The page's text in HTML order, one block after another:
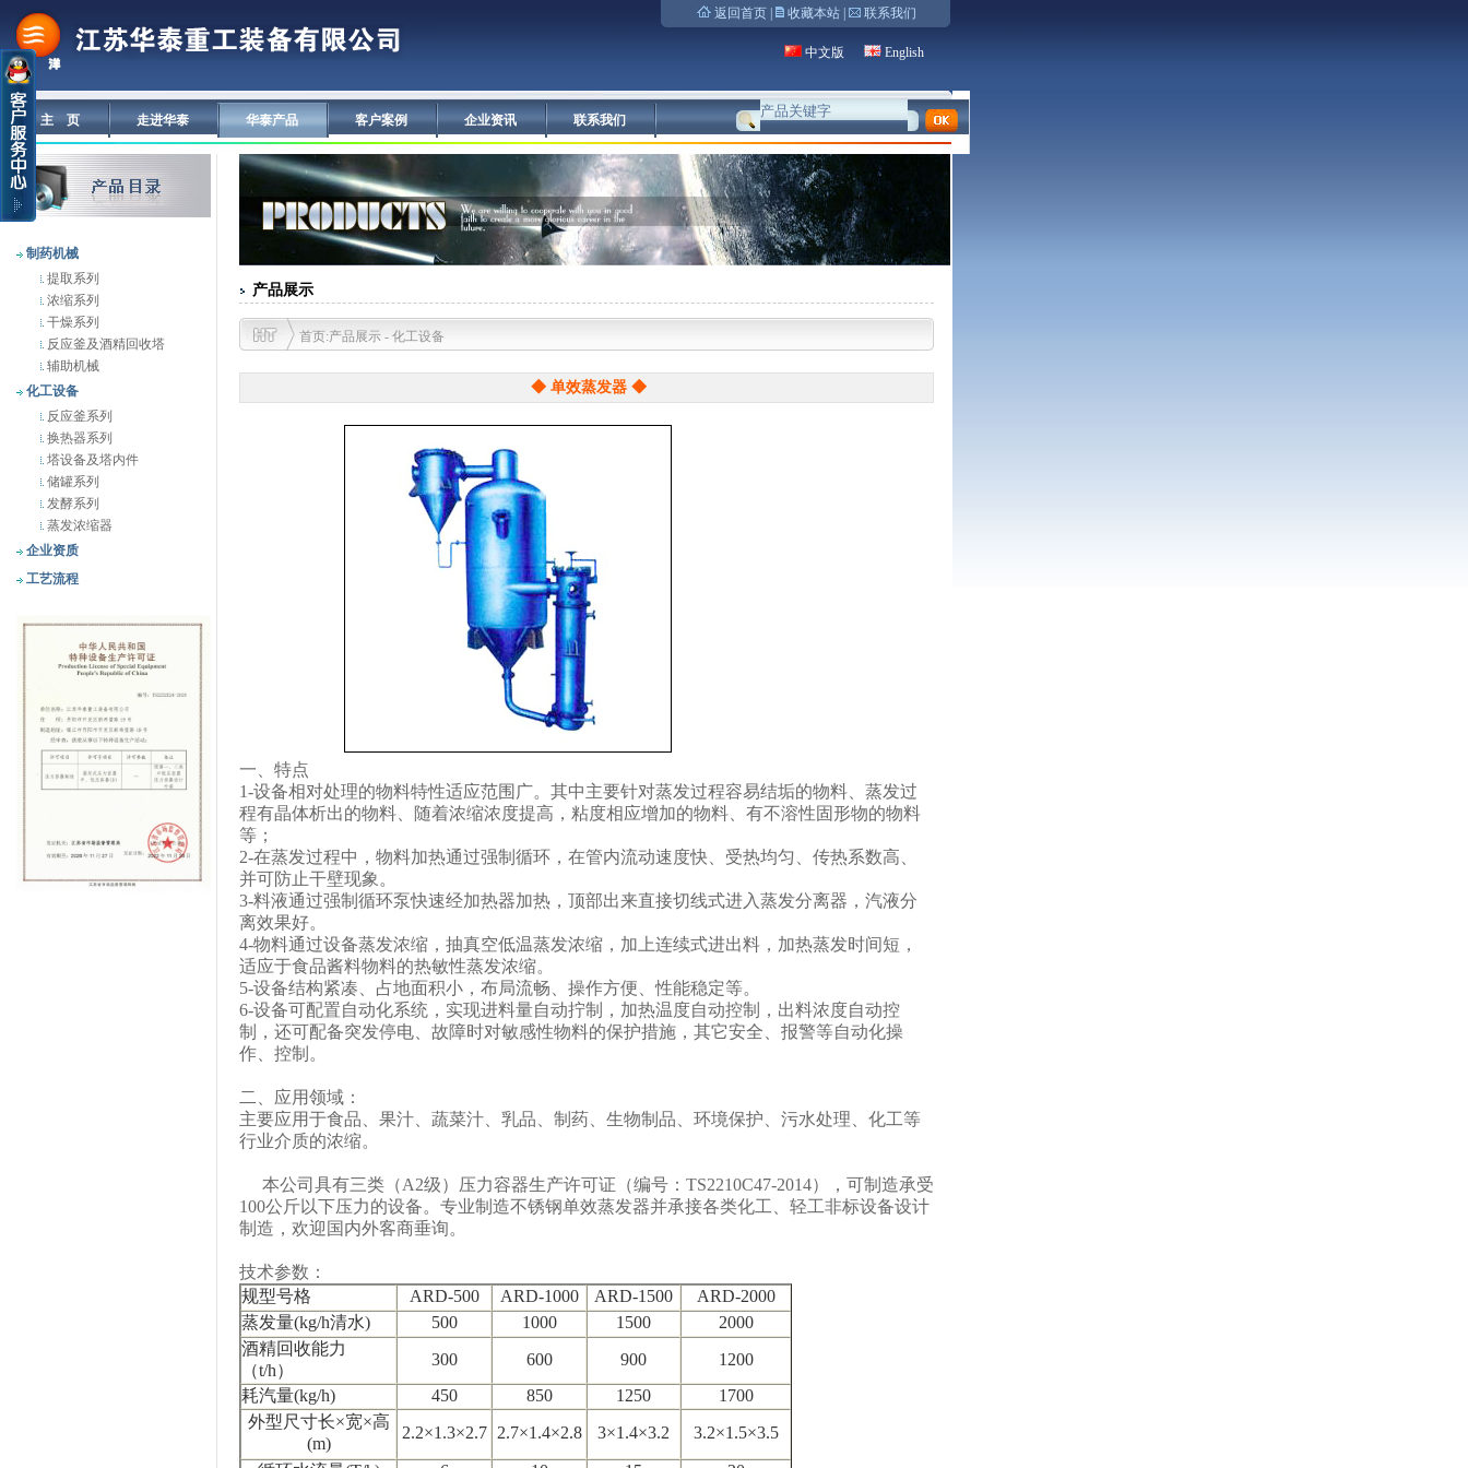
返回首页| 收藏本站| 联系我们
中文版 English
主 页 走进华泰 华泰产品 客户案例 企业资讯 联系我们
制药机械
提取系列
浓缩系列
干燥系列
反应釜及酒精回收塔
辅助机械
化工设备
反应釜系列
换热器系列
塔设备及塔内件
储罐系列
发酵系列
蒸发浓缩器
企业资质
工艺流程
产品展示
首页:产品展示 - 化工设备
◆ 单效蒸发器 ◆
一、特点
1-设备相对处理的物料特性适应范围广。其中主要针对蒸发过程容易结垢的物料、蒸发过
程有晶体析出的物料、随着浓缩浓度提高，粘度相应增加的物料、有不溶性固形物的物料
等；
2-在蒸发过程中，物料加热通过强制循环，在管内流动速度快、受热均匀、传热系数高、
并可防止干壁现象。
3-料液通过强制循环泵快速经加热器加热，顶部出来直接切线式进入蒸发分离器，汽液分
离效果好。
4-物料通过设备蒸发浓缩，抽真空低温蒸发浓缩，加上连续式进出料，加热蒸发时间短，
适应于食品酱料物料的热敏性蒸发浓缩。
5-设备结构紧凑、占地面积小，布局流畅、操作方便、性能稳定等。
6-设备可配置自动化系统，实现进料量自动拧制，加热温度自动控制，出料浓度自动控
制，还可配备突发停电、故障时对敏感性物料的保护措施，其它安全、报警等自动化操
作、控制。
二、应用领域：
主要应用于食品、果汁、蔬菜汁、乳品、制药、生物制品、环境保护、污水处理、化工等
行业介质的浓缩。
本公司具有三类（A2级）压力容器生产许可证（编号： TS2210C47-2014），可制造承受
100公斤以下压力的设备。专业制造不锈钢单效蒸发器并承接各类化工、轻工非标设备设计
制造，欢迎国内外客商垂询。
技术参数：
规型号格
ARD-500 ARD-1000 ARD-1500
ARD-2000
蒸发量(kg/h清水) 500 1000 1500
2000
酒精回收能力
（t/h）
300 600 900
1200
耗汽量(kg/h) 450 850 1250
1700
外型尺寸长×宽×高
(m)
2.2×1.3×2.7 2.7×1.4×2.8 3×1.4×3.2 3.2×1.5×3.5